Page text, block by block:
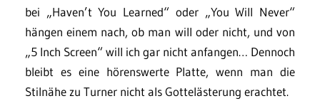
bei „Haven’t You Learned“ oder „You Will Never“
hängen einem nach, ob man will oder nicht, und von
„5 Inch Screen“ will ich gar nicht anfangen… Dennoch
bleibt es eine hörenswerte Platte, wenn man die
Stilnähe zu Turner nicht als Gottelästerung erachtet.